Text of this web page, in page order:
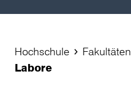
Hochschule Fakultäten
Labore